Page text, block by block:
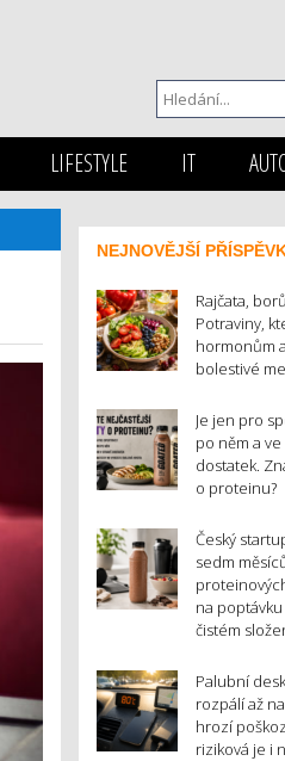
LIFESTYLE IT
NEJNOVĚJŠÍ
Rajčata,
Potraviny,
hormonům
bolestivé
Je jen pro
po něm a
dostatek.
o proteinu?
Český
sedm
na
čistém
Palubní
rozpálí až
hrozí
riziková je i